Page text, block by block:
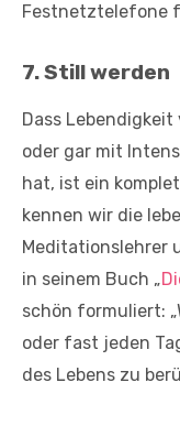
Festnetztelefone
7. Still werden
Dass
oder gar mit
hat, ist ein
kennen wir die
Meditationslehrer
in seinem Buch „
schön formuliert:
oder fast jeden
des Lebens zu